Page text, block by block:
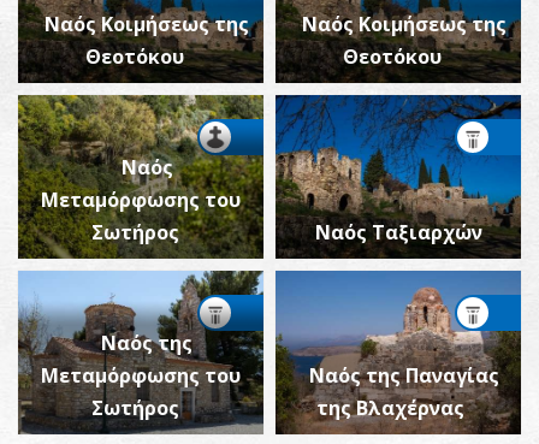
Ναός Κοιμήσεως της
Θεοτόκου
Ναός Κοιμήσεως της
Θεοτόκου
Ναός
Μεταμόρφωσης του
Σωτήρος
Ναός Ταξιαρχών
Ναός της
Μεταμόρφωσης του
Σωτήρος
Ναός της Παναγίας
της Βλαχέρνας